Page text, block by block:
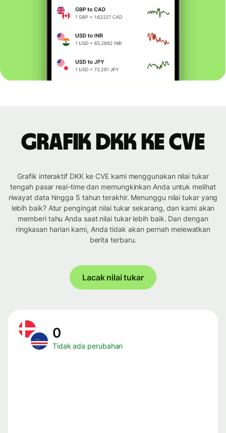
Grafik DKK ke CVE
Grafik interaktif DKK ke CVE kami menggunakan nilai tukar
tengah pasar real-time dan memungkinkan Anda untuk melihat
riwayat data hingga 5 tahun terakhir. Menunggu nilai tukar yang
lebih baik? Atur pengingat nilai tukar sekarang, dan kami akan
memberi tahu Anda saat nilai tukar lebih baik. Dan dengan
ringkasan harian kami, Anda tidak akan pernah melewatkan
berita terbaru.
Lacak nilai tukar
0
Tidak ada perubahan